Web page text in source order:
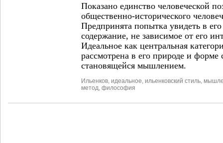
Показано единство человеческой
общественно-исторического
Предпринята попытка увидеть в
содержание, не зависимое от его
Идеальное как центральная
рассмотрена в его природе и форме
становящейся мышлением.
Ильенков идеальное ильенковский стиль
метод философия